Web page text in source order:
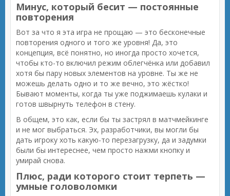
Минус, который бесит — постоянные
повторения
Вот за что я эта игра не прощаю — это бесконечные
повторения одного и того же уровня! Да, это
концепция, всё понятно, но иногда просто хочется,
чтобы кто-то включил режим облегчёнка или добавил
хотя бы пару новых элементов на уровне. Ты же не
можешь делать одно и то же вечно, это жёстко!
Бывают моменты, когда ты уже поджимаешь кулаки и
готов швырнуть телефон в стену.
В общем, это как, если бы ты застрял в матчмейкинге
и не мог выбраться. Эх, разработчики, вы могли бы
дать игроку хоть какую-то перезагрузку, да и задумки
были бы интереснее, чем просто нажми кнопку и
умирай снова.
Плюс, ради которого стоит терпеть —
умные головоломки